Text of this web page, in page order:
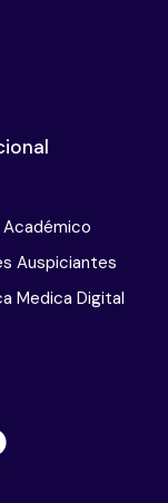
Auspiciantes
Medica Digital